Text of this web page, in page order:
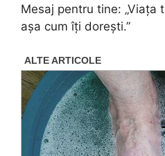
Mesaj pentru tine: „Viața
așa cum îți dorești.”